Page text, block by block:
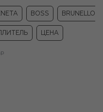
BOSS BRUNELLO
ЦЕНА